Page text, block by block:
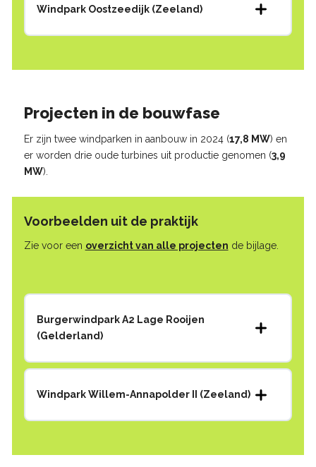
Windpark Oostzeedijk (Zeeland)
Projecten in de bouwfase
Er zijn twee windparken in aanbouw in 2024 (17,8 MW) en
er worden drie oude turbines uit productie genomen (3,9
MW).
Voorbeelden uit de praktijk
Zie voor een overzicht van alle projecten de bijlage.
Burgerwindpark A2 Lage Rooijen
(Gelderland)
Windpark Willem-Annapolder II (Zeeland)